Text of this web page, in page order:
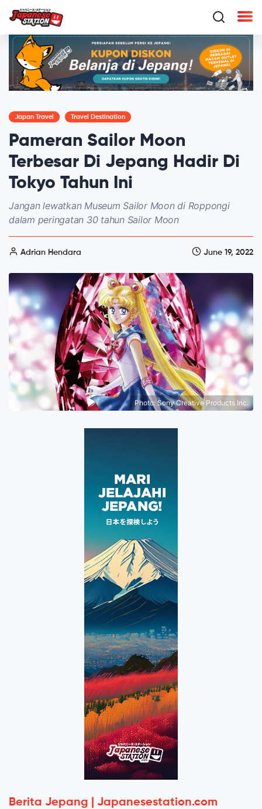
Japan Travel Travel Destination
Pameran Sailor Moon
Terbesar Di Jepang Hadir Di
Tokyo Tahun Ini
Jangan lewatkan Museum Sailor Moon di Roppongi
dalam peringatan 30 tahun Sailor Moon
Adrian Hendara June 19, 2022
Photo: Sony Creative Products Inc.
Berita Jepang | Japanesestation.com